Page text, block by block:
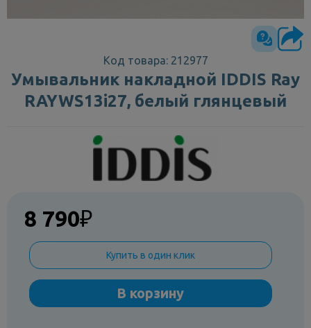
Код товара: 212977
Умывальник накладной IDDIS Ray
RAYWS13i27, белый глянцевый
8 790₽
Купить в один клик
В корзину